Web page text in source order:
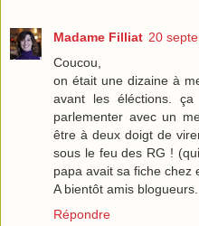
Madame Filliat 20
Coucou,
on était une dizaine à
avant les éléctions.
parlementer avec un
être à deux doigt de
sous le feu des RG !
papa avait sa fiche chez
A bientôt amis blogueurs.
Répondre